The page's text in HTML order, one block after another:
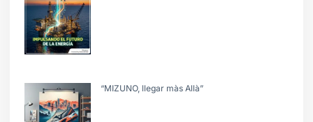
“MIZUNO, llegar màs Allà”